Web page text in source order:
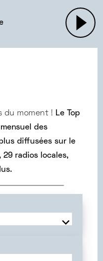
|
du moment ! Le Top
des
diffusées sur le
29 radios locales,